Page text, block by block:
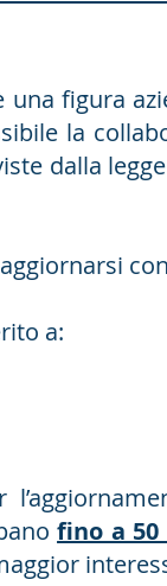
una figura
la
dalla
a:
fino a